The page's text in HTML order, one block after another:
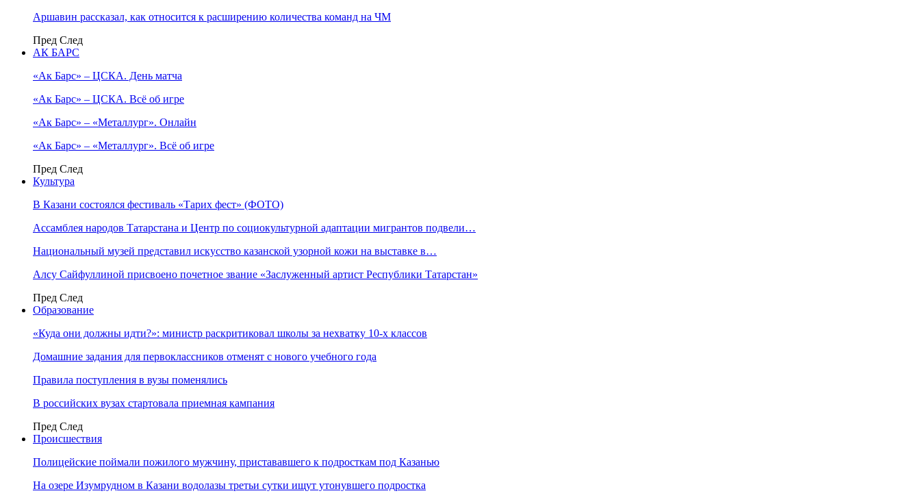
Аршавин рассказал, как относится к расширению количества команд на ЧМ
Пред След
АК БАРС
«Ак Барс» – ЦСКА. День матча
«Ак Барс» – ЦСКА. Всё об игре
«Ак Барс» – «Металлург». Онлайн
«Ак Барс» – «Металлург». Всё об игре
Пред След
Культура
В Казани состоялся фестиваль «Тарих фест» (ФОТО)
Ассамблея народов Татарстана и Центр по социокультурной адаптации мигрантов подвели…
Национальный музей представил искусство казанской узорной кожи на выставке в…
Алсу Сайфуллиной присвоено почетное звание «Заслуженный артист Республики Татарстан»
Пред След
Образование
«Куда они должны идти?»: министр раскритиковал школы за нехватку 10-х классов
Домашние задания для первоклассников отменят с нового учебного года
Правила поступления в вузы поменялись
В российских вузах стартовала приемная кампания
Пред След
Происшествия
Полицейские поймали пожилого мужчину, пристававшего к подросткам под Казанью
На озере Изумрудном в Казани водолазы третьи сутки ищут утонувшего подростка